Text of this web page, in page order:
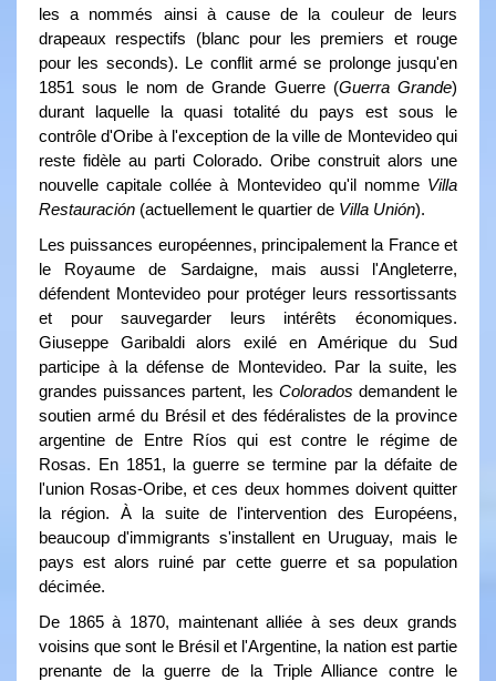
les a nommés ainsi à cause de la couleur de leurs
drapeaux respectifs (blanc pour les premiers et rouge
pour les seconds). Le conflit armé se prolonge jusqu'en
1851 sous le nom de Grande Guerre (Guerra Grande)
durant laquelle la quasi totalité du pays est sous le
contrôle d'Oribe à l'exception de la ville de Montevideo qui
reste fidèle au parti Colorado. Oribe construit alors une
nouvelle capitale collée à Montevideo qu'il nomme Villa
Restauración (actuellement le quartier de Villa Unión).
Les puissances européennes, principalement la France et
le Royaume de Sardaigne, mais aussi l'Angleterre,
défendent Montevideo pour protéger leurs ressortissants
et pour sauvegarder leurs intérêts économiques.
Giuseppe Garibaldi alors exilé en Amérique du Sud
participe à la défense de Montevideo. Par la suite, les
grandes puissances partent, les Colorados demandent le
soutien armé du Brésil et des fédéralistes de la province
argentine de Entre Ríos qui est contre le régime de
Rosas. En 1851, la guerre se termine par la défaite de
l'union Rosas-Oribe, et ces deux hommes doivent quitter
la région. À la suite de l'intervention des Européens,
beaucoup d'immigrants s'installent en Uruguay, mais le
pays est alors ruiné par cette guerre et sa population
décimée.
De 1865 à 1870, maintenant alliée à ses deux grands
voisins que sont le Brésil et l'Argentine, la nation est partie
prenante de la guerre de la Triple Alliance contre le